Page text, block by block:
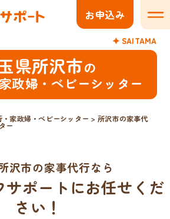
お申込み メ
SAITAMA
県所沢市の
政婦・ベビーシッター
家政婦・ベビーシッター > 所沢市の家事代
ー
沢市の家事代行なら
サポートにお任せくだ
さい！